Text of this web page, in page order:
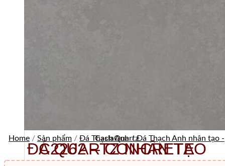
Home / Sản phẩm / Đá Thạch Anh /
Đá Thạch Anh nhân tạo - CaslaQuartz
ĐÁ QUARTZ NHÂN TẠO C2262 – CONCRETE